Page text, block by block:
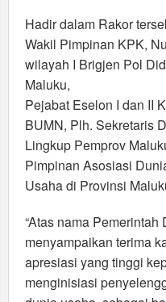
Hadir dalam Rakor
Wakil Pimpinan KPK,
wilayah I Brigjen Pol
Maluku,
Pejabat Eselon I dan II
BUMN, Plh. Sekretaris
Lingkup Pemprov
Pimpinan Asosiasi
Usaha di Provinsi
“Atas nama
menyampaikan terima
apresiasi yang tinggi
menginisiasi